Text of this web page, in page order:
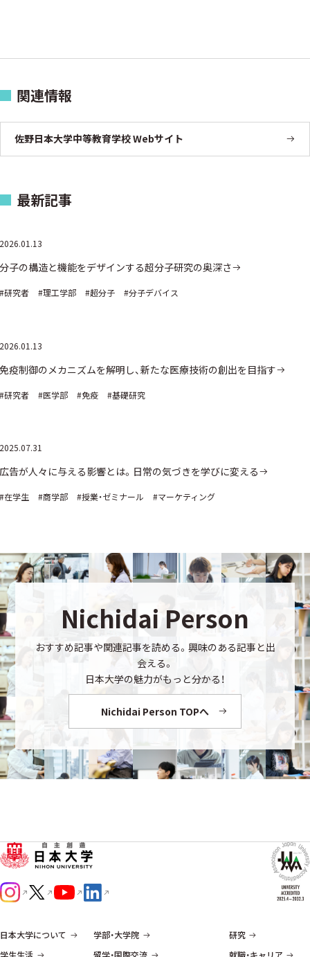
関連情報
佐野日本大学中等教育学校 Webサイト
最新記事
子の構造と機能をデザインする超分子研究の奥深さ
研究者 #理工学部 #超分子 #分子デバイス
疫制御のメカニズムを解明し、新たな医療技術の創出を目指す
研究者 #医学部 #免疫 #基礎研究
告が人々に与える影響とは。日常の気づきを学びに変える
在学生 #商学部 #授業・ゼミナール #マーケティング
Nichidai Person
おすすめ記事や関連記事を読める。興味のある記事と出
会える。
日本大学の魅力がもっと分かる！
Nichidai Person TOPへ
日本大学について 学部・大学院
研究
学生生活
留学・国際交流 就職・キャリア